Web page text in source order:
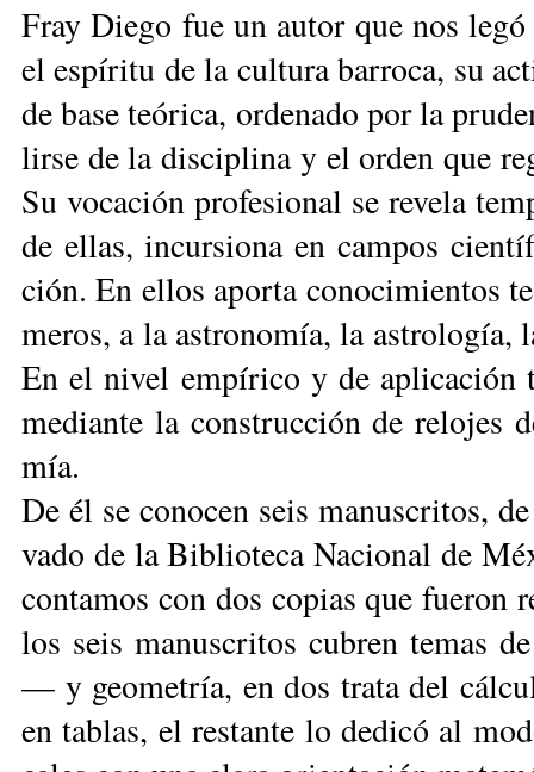
Fray Die­go fue un au­tor que nos
el es­pí­ri­tu de la cul­tu­ra ba­rro­ca, su
de ba­se teó­ri­ca, or­de­na­do por la
lir­se de la dis­ci­pli­na y el or­den que
Su vo­ca­ción pro­fe­sio­nal se re­ve­la
de ellas, in­cur­sio­na en cam­pos
ción. En ellos apor­ta co­no­ci­mien­tos
me­ros, a la as­tro­no­mía, la
En el ni­vel em­pí­ri­co y de apli­ca­ción
me­dian­te la cons­truc­ción de re­lo­jes
mía.
De él se co­no­cen seis ma­nus­cri­tos,
va­do de la Bi­blio­te­ca Na­cio­nal de
con­ta­mos con dos co­pias que fue­ron
los seis ma­nus­cri­tos cu­bren te­mas
— y geo­me­tría, en dos tra­ta del
en ta­blas, el res­tan­te lo de­di­có al